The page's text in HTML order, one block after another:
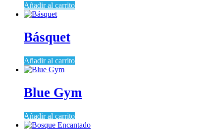
Añadir al carrito
Básquet
Añadir al carrito
Blue Gym
Añadir al carrito